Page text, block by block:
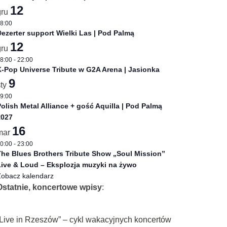
12
support Wielki Las | Pod Palmą
12
- 22:00
Pop Universe Tribute w G2A Arena | Jasionka
9
Metal Alliance + gość Aquilla | Pod Palmą
16
- 23:00
Blues Brothers Tribute Show „Soul Mission”
& Loud – Eksplozja muzyki na żywo
kalendarz
koncertowe wpisy:
in Rzeszów” – cykl wakacyjnych koncertów